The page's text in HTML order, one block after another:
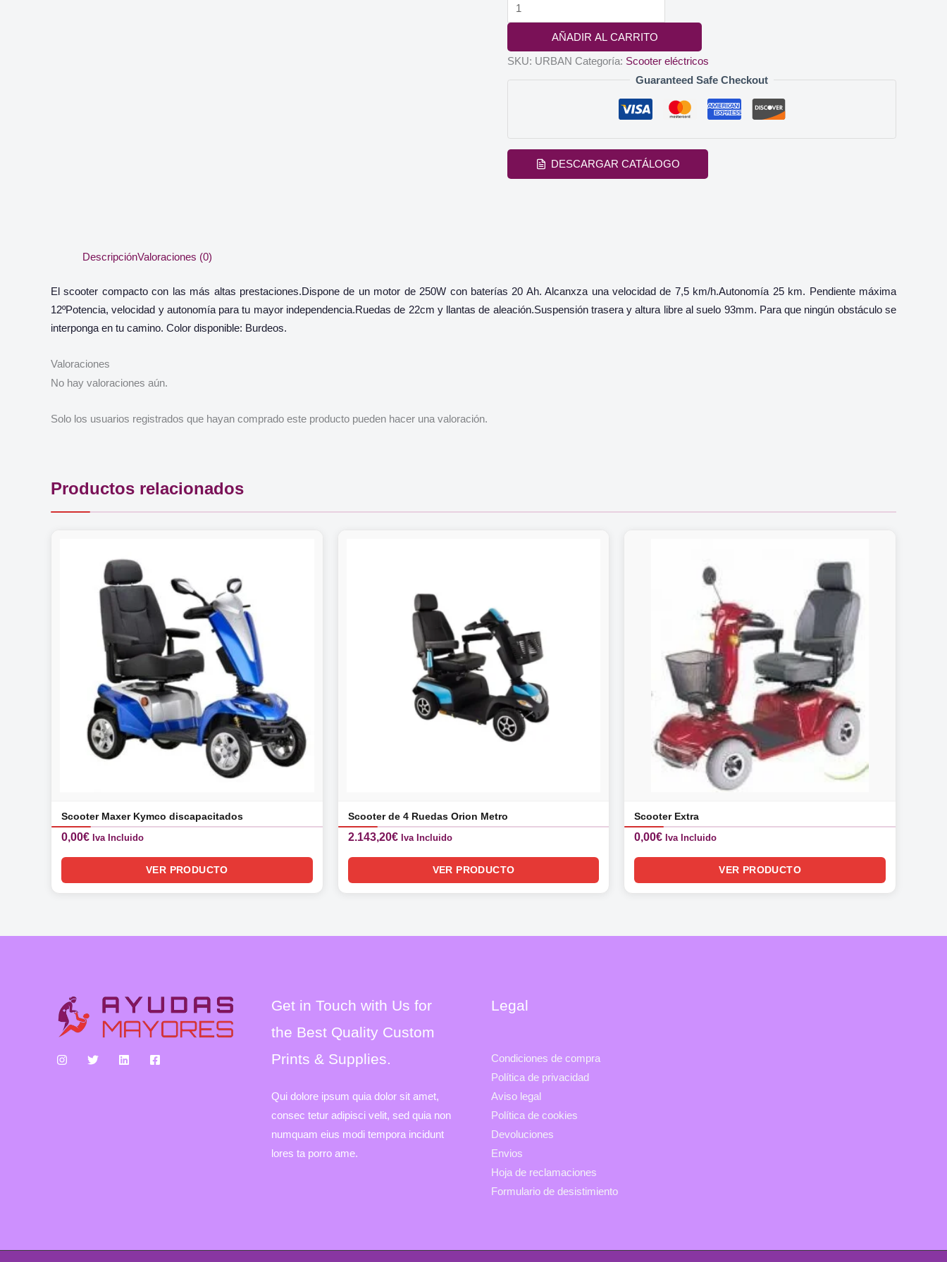
URBAN
AÑADIR AL CARRITO
SKU: URBAN Categoría: Scooter eléctricos
Guaranteed Safe Checkout
DESCARGAR CATÁLOGO
DescripciónValoraciones (0)
El scooter compacto con las más altas prestaciones.Dispone de un motor de 250W con baterías 20 Ah. Alcanxza una velocidad de 7,5 km/h.Autonomía 25 km. Pendiente máxima
12ºPotencia, velocidad y autonomía para tu mayor independencia.Ruedas de 22cm y llantas de aleación.Suspensión trasera y altura libre al suelo 93mm. Para que ningún obstáculo se
interponga en tu camino. Color disponible: Burdeos.
Valoraciones
No hay valoraciones aún.
Solo los usuarios registrados que hayan comprado este producto pueden hacer una valoración.
Productos relacionados
Scooter Maxer Kymco discapacitados
0,00€ Iva Incluido
VER PRODUCTO
Scooter de 4 Ruedas Orion Metro
2.143,20€ Iva Incluido
VER PRODUCTO
Scooter Extra
0,00€ Iva Incluido
VER PRODUCTO
Get in Touch with Us for
the Best Quality Custom
Prints & Supplies.
Qui dolore ipsum quia dolor sit amet,
consec tetur adipisci velit, sed quia non
numquam eius modi tempora incidunt
lores ta porro ame.
Legal
Condiciones de compra
Política de privacidad
Aviso legal
Política de cookies
Devoluciones
Envios
Hoja de reclamaciones
Formulario de desistimiento